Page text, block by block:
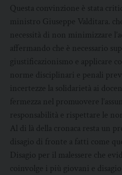
Questa convinzione è stata
ministro Giuseppe Valditara.
necessità di non minimizzare
affermando che è necessario
giustificazionismo e applicare
norme disciplinari e penali
incertezze la solidarietà ai
fermezza nel promuovere
responsabilità e rispettare le
Al di là della cronaca resta un
disagio di fronte a fatti come
Disagio per il malessere che
coinvolge i più giovani e